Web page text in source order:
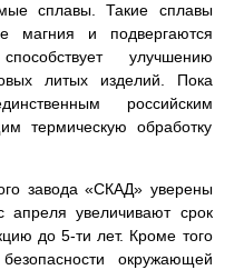
сплавы. Такие сплавы
магния и подвергаются
улучшению
литых изделий. Пока
российским
термическую обработку
завода «СКАД» уверены
апреля увеличивают срок
до 5-ти лет. Кроме того
окружающей